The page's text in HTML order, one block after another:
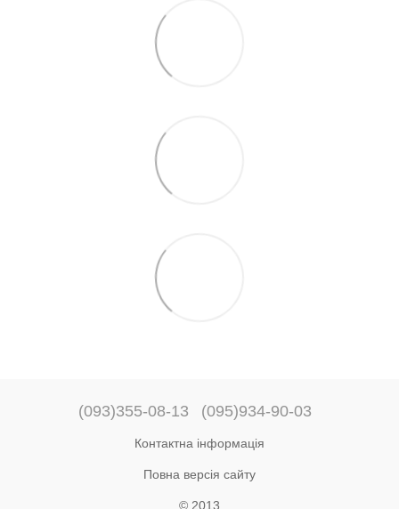
(093)355-08-13 (095)934-90-03
Контактна інформація
Повна версія сайту
© 2013